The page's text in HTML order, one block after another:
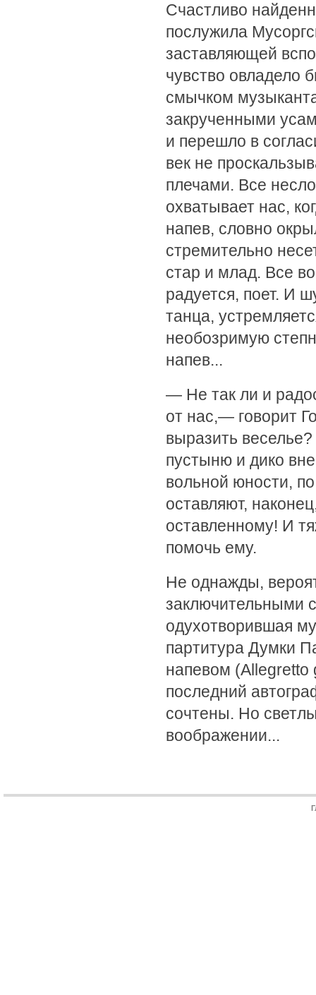
Счастливо
послужила
заставляющей
чувство овладело
смычком
закрученными
и перешло в
век не
плечами. Все
охватывает нас,
напев, словно
стремительно
стар и млад. Все
радуется, поет. И
танца,
необозримую
напев...
— Не так ли и
от нас,— говорит
выразить
пустыню и дико
вольной юности,
оставляют,
оставленному! И
помочь ему.
Не однажды,
заключительными
одухотворившая
партитура Думки
напевом (Allegretto
последний
сочтены. Но
воображении...